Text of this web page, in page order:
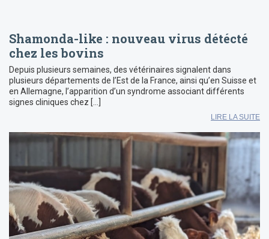
Shamonda-like : nouveau virus détécté
chez les bovins
Depuis plusieurs semaines, des vétérinaires signalent dans
plusieurs départements de l’Est de la France, ainsi qu’en Suisse et
en Allemagne, l’apparition d’un syndrome associant différents
signes cliniques chez […]
LIRE LA SUITE